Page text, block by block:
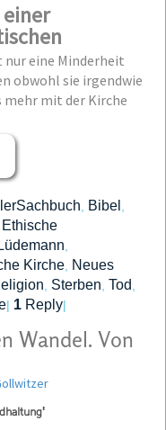
nur eine Minderheit
obwohl sie irgendwie
mehr mit der Kirche
Bibel
Ethische
Kirche Neues
Sterben Tod
| 1 Reply|
Wandel. Von